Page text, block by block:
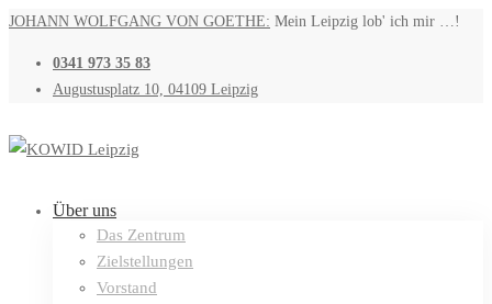
JOHANN WOLFGANG VON GOETHE: Mein Leipzig lob' ich mir …!
0341 973 35 83
Augustusplatz 10, 04109 Leipzig
Über uns
Das Zentrum
Zielstellungen
Vorstand